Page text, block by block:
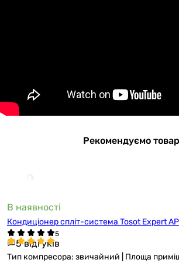
Рекомендуємо товар
В наявності
Кондиціонер спліт-система Tosot Expert
5 відгуків
Тип компресора: звичайний | Площа